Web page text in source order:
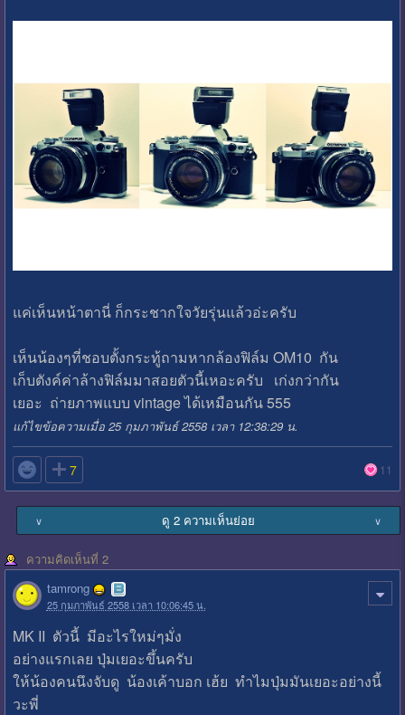
แค่เห็นหน้าตานี่ ก็กระชากใจวัยรุ่นแล้วอ่ะครับ
เห็นน้องๆที่ชอบตั้งกระทู้ถามหากล้องฟิล์ม OM10 กัน
เก็บตังค์ค่าล้างฟิล์มมาสอยตัวนี้เหอะครับ เก่งกว่ากัน
เยอะ ถ่ายภาพแบบ vintage ได้เหมือนกัน 555
แก้ไขข้อความเมื่อ 25 กุมภาพันธ์ 2558 เวลา 12:38:29 น.
 7 11
∨ ดู 2 ความเห็นย่อย ∨
ความคิดเห็นที่ 2
tamrong
25 กุมภาพันธ์ 2558 เวลา 10:06:45 น.
MK II ตัวนี้ มีอะไรใหม่ๆมั่ง
อย่างแรกเลย ปุ่มเยอะขึ้นครับ
ให้น้องคนนึงจับดู น้องเค้าบอก เฮ้ย ทำไมปุ่มมันเยอะอย่างนี้
วะพี่